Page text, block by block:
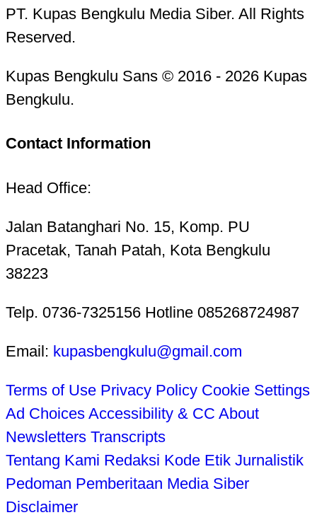
PT. Kupas Bengkulu Media Siber. All Rights
Reserved.
Kupas Bengkulu Sans © 2016 - 2026 Kupas
Bengkulu.
Contact Information
Head Office:
Jalan Batanghari No. 15, Komp. PU
Pracetak, Tanah Patah, Kota Bengkulu
38223
Telp. 0736-7325156 Hotline 085268724987
Email: kupasbengkulu@gmail.com
Terms of Use Privacy Policy Cookie Settings
Ad Choices Accessibility & CC About
Newsletters Transcripts
Tentang Kami Redaksi Kode Etik Jurnalistik
Pedoman Pemberitaan Media Siber
Disclaimer